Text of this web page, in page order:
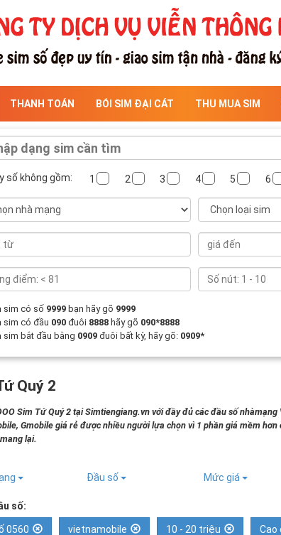
THANH TOÁN BÓI SIM ĐẠI CÁT THU MUA SIM
số không gồm: 1 2 3 4 5 6
sim có số 9999 bạn hãy gõ 9999
sim có đầu 090đuôi 8888 hãy gõ 090*8888
sim bắt đầu bằng 0909 đuôi bất kỳ, hãy gõ: 0909*
Quý 2
Sim Tứ Quý 2 tại Simtiengiang.vn với đầy đủ các đầu số
Gmobile giá rẻ được nhiều người lựa chọn vì 1 phần giá mềm
lại.
Đầu số Mức giá
số:
0560 vietnamobile 10 - 20 triệu Cao